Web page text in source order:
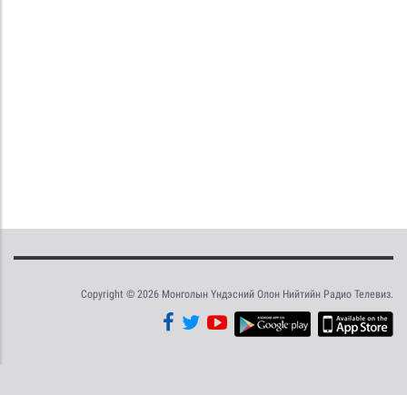
Copyright © 2026 Монголын Үндэсний Олон Нийтийн Радио Телевиз.